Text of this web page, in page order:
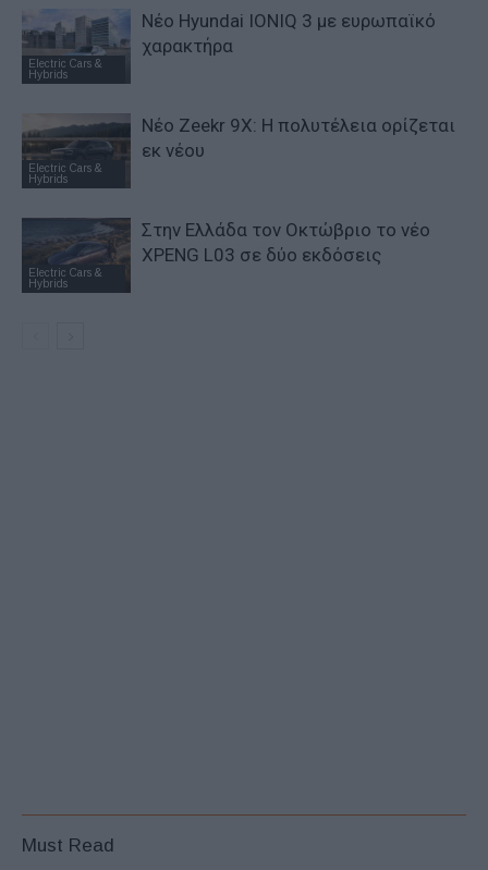
Electric Cars &
Hybrids
Νέο Hyundai IONIQ 3 με ευρωπαϊκό
χαρακτήρα
Electric Cars &
Hybrids
Νέο Zeekr 9X: Η πολυτέλεια ορίζεται
εκ νέου
Electric Cars &
Hybrids
Στην Ελλάδα τον Οκτώβριο το νέο
XPENG L03 σε δύο εκδόσεις
Must Read